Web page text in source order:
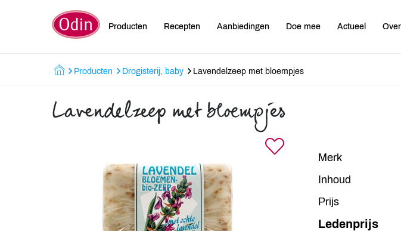
Producten Recepten Aanbiedingen Doe mee Actueel
Producten Drogisterij, baby Lavendelzeep met bloempjes
Lavendelzeep met bloempjes
Merk
Inhoud
Prijs
Ledenprijs